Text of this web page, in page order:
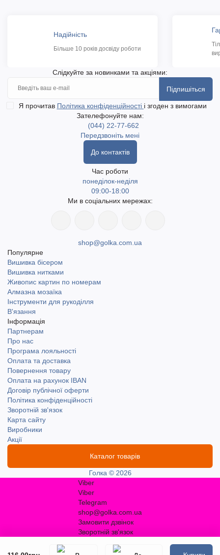
Надійність
Більше 10 років досвіду роботи
Слідкуйте за новинками та акціями:
Підпишіться
Я прочитав Політика конфіденційності і згоден з вимогами
Зателефонуйте нам:
(044) 22-77-662
Передзвоніть мені
До контактів
Час роботи
понеділок-неділя
09:00-18:00
Ми в соціальних мережах:
shop@golka.com.ua
Популярне
Вишивка бісером
Вишивка нитками
Живопис картин по номерам
Алмазна мозаїка
Інструменти для рукоділля
В'язання
Інформація
Партнерам
Про нас
Програма лояльності
Оплата та доставка
Повернення товару
Оплата на рахунок IBAN
Договір публічної оферти
Політика конфіденційності
Зворотній зв'язок
Карта сайту
Виробники
Акції
Каталог товарів
Голка © 2026
Viber
Viber
Telegram
shop@golka.com.ua
Замовити дзвінок
Зворотній зв'язок